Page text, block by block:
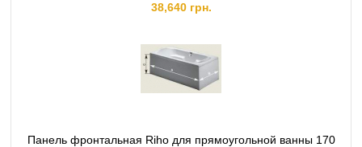
38,640 грн.
Панель фронтальная Riho для прямоугольной ванны 170